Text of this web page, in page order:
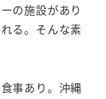
の施設があり
る。そんな素
事あり。沖縄